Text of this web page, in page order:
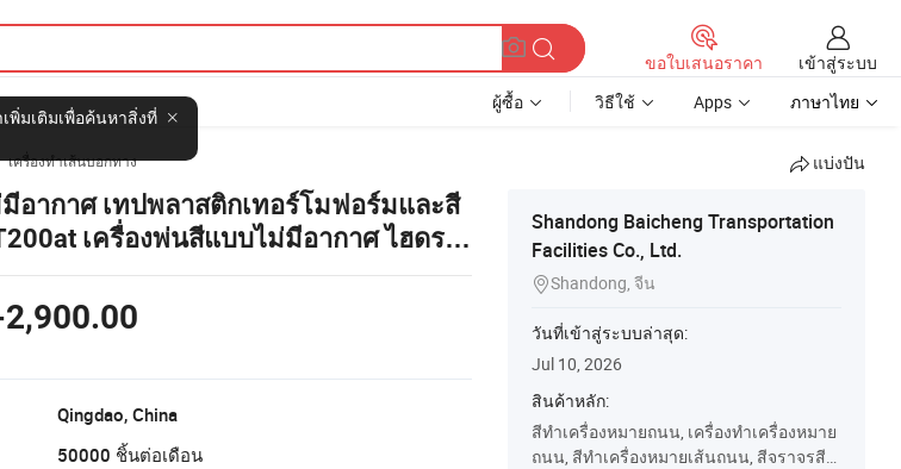
พิ่มเติมเพื่อค้นหาสิ่งที่
ขอใบเสนอราคา
เข้าสู่ระบบ
ผู้ซื้อ วิธีใช้ Apps ภาษาไทย
เครื่องทำเส้นบอกทาง แบ่งปัน
อากาศ เทปพลาสติกเทอร์โมฟอร์มและสี
เครื่องพ่นสีแบบไม่มีอากาศ ไฮดรอ
Qingdao, China
50000 ชิ้นต่อเดือน
Shandong Baicheng Transportation
Facilities Co., Ltd.
Shandong, จีน
วันที่เข้าสู่ระบบล่าสุด:
Jul 10, 2026
สินค้าหลัก:
สีทำเครื่องหมายถนน, เครื่องทำเครื่องหมาย
ถนน, สีทำเครื่องหมายเส้นถนน, สีจราจรสีเ